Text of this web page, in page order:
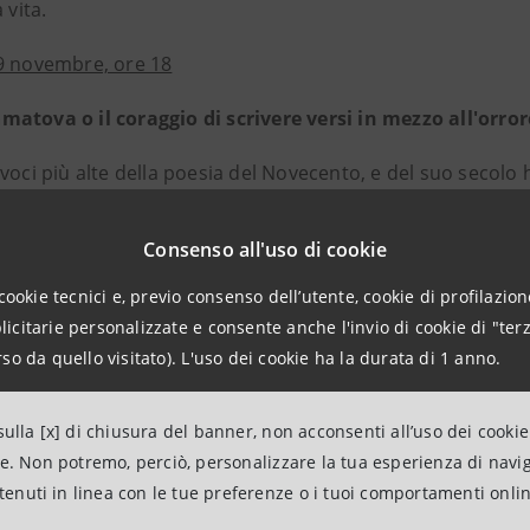
Consenso all'uso di cookie
tecnici e, previo consenso dell’utente, cookie di
personalizzate e consente anche l'invio di cookie di
da quello visitato). L'uso dei cookie ha la durata di 1 anno.
[x] di chiusura del banner, non acconsenti all’uso dei
Non potremo, perciò, personalizzare la tua esperienza di
in linea con le tue preferenze o i tuoi comportamenti
vita.
novembre, ore 18
o il coraggio di scrivere versi in mezzo
più alte della poesia del Novecento, e del suo
mondiale e la rivoluzione, la fucilazione del
nazista. E ha scritto versi non per sfuggire a tutto
Barbero, storico e scrittore, è professore ordinario di
Orientale. È autore di numerosi saggi in particolare
2001 ha vinto il Premio Isola d’Elba conL’ultimo rosa di
Un padre dell’Europa(Laterza). È noto al pubblico oltre
capacità divulgativa in particolare nella trasmissione